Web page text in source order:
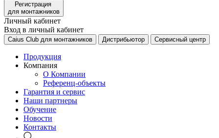
Регистрация
для монтажников
Личный кабинет
Вход в личный кабинет
Caius Club для монтажников Дистрибьютор Сервисный центр
Продукция
Компания
О Компании
Референц-объекты
Гарантия и сервис
Наши партнеры
Обучение
Новости
Контакты